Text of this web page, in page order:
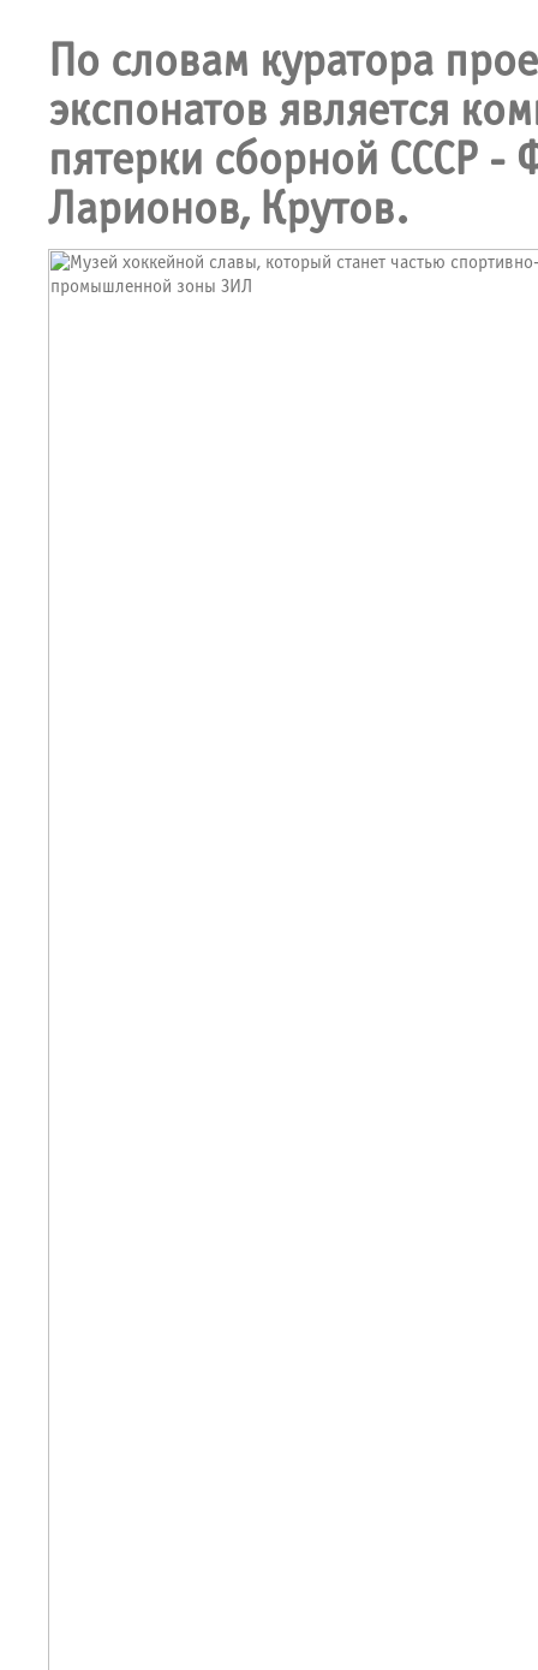
По словам куратора
экспонатов является
пятерки сборной СССР -
Ларионов, Крутов.